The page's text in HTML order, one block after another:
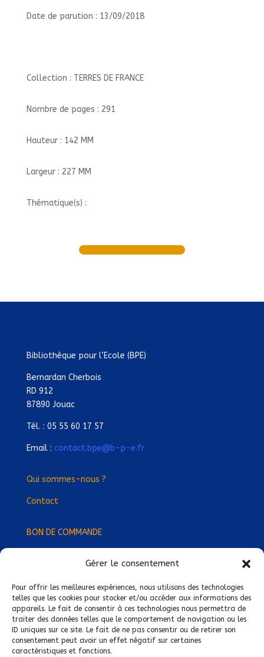
Gérer le consentement
Pour offrir les meilleures expériences, nous utilisons des technologies
telles que les cookies pour stocker et/ou accéder aux informations des
appareils. Le fait de consentir à ces technologies nous permettra de
traiter des données telles que le comportement de navigation ou les
ID uniques sur ce site. Le fait de ne pas consentir ou de retirer son
consentement peut avoir un effet négatif sur certaines
caractéristiques et fonctions.
Date de parution : 13/09/2018
Collection : TERRES DE FRANCE
Nombre de pages : 291
Hauteur : 142 MM
Largeur : 227 MM
Thématique(s) :
Bibliothèque pour l’Ecole (BPE)
Bernardan Cherbois
RD 912
87890 Jouac
Tél. : 05 55 60 17 57
Email : contact.bpe@b-p-e.fr
Qui sommes-nous ?
Contact
BON DE COMMANDE
Devenez Délégué·e Régional·e !
Trouvez-nous près de chez vous !
Mentions légales
Conditions générales de vente